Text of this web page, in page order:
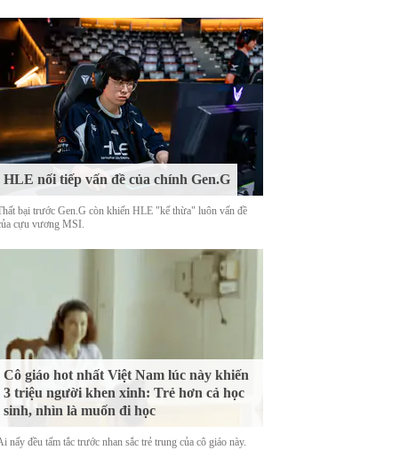
HLE nối tiếp vấn đề của chính Gen.G
bại trước Gen.G còn khiến HLE "kế thừa" luôn vấn đề
cựu vương MSI.
Cô giáo hot nhất Việt Nam lúc này khiến
3 triệu người khen xinh: Trẻ hơn cả học
sinh, nhìn là muốn đi học
nấy đều tấm tắc trước nhan sắc trẻ trung của cô giáo này.